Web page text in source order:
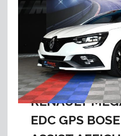
RENAULT
EDC GPS